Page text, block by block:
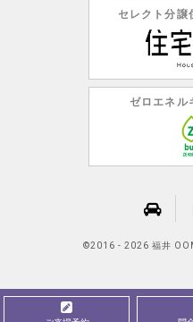
セレクト分譲
ゼロエネル
©2016 - 2026 福井